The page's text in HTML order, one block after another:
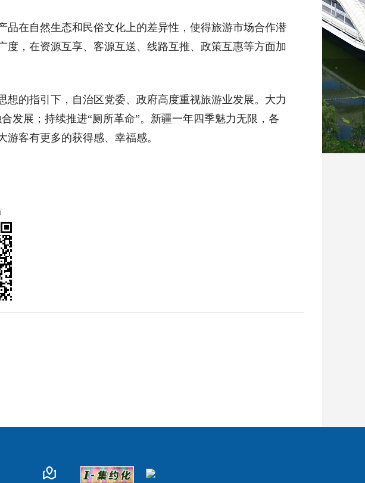
在自然生态和民俗文化上的差异性，使得旅游市场合作潜
，在资源互享、客源互送、线路互推、政策互惠等方面加
的指引下，自治区党委、政府高度重视旅游业发展。大力
发展；持续推进“厕所革命”。新疆一年四季魅力无限，各
客有更多的获得感、幸福感。